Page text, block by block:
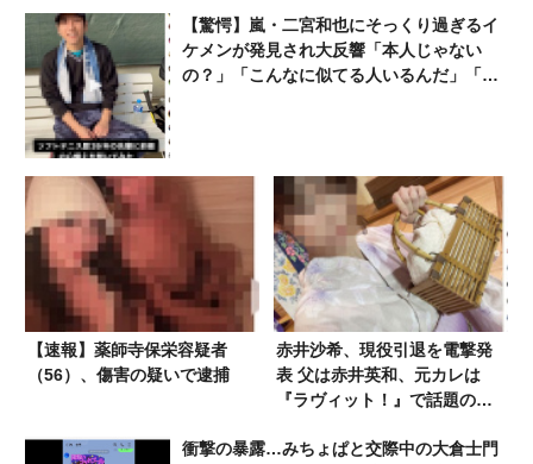
【驚愕】嵐・二宮和也にそっくり過ぎるイ
ケメンが発見され大反響「本人じゃない
の？」「こんなに似てる人いるんだ」「ニ
【速報】薬師寺保栄容疑者
（56）、傷害の疑いで逮捕
赤井沙希、現役引退を電撃発
表 父は赤井英和、元カレは
『ラヴィット！』で話題の人
衝撃の暴露…みちょぱと交際中の大倉士門